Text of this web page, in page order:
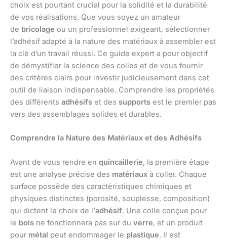
choix est pourtant crucial pour la solidité et la durabilité
de vos réalisations. Que vous soyez un amateur
de bricolage ou un professionnel exigeant, sélectionner
l’adhésif adapté à la nature des matériaux à assembler est
la clé d’un travail réussi. Ce guide expert a pour objectif
de démystifier la science des colles et de vous fournir
des critères clairs pour investir judicieusement dans cet
outil de liaison indispensable. Comprendre les propriétés
des différents adhésifs et des supports est le premier pas
vers des assemblages solides et durables.
Comprendre la Nature des Matériaux et des Adhésifs
Avant de vous rendre en quincaillerie, la première étape
est une analyse précise des matériaux à coller. Chaque
surface possède des caractéristiques chimiques et
physiques distinctes (porosité, souplesse, composition)
qui dictent le choix de l’adhésif. Une colle conçue pour
le bois ne fonctionnera pas sur du verre, et un produit
pour métal peut endommager le plastique. Il est